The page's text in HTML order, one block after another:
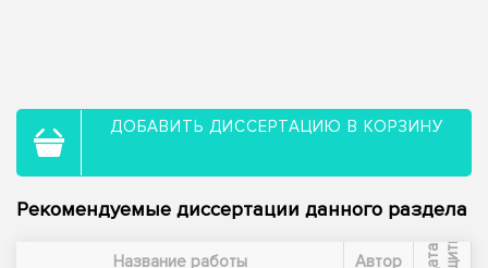
ДОБАВИТЬ ДИССЕРТАЦИЮ В КОРЗИНУ
Рекомендуемые диссертации данного раздела
Название работы Автор